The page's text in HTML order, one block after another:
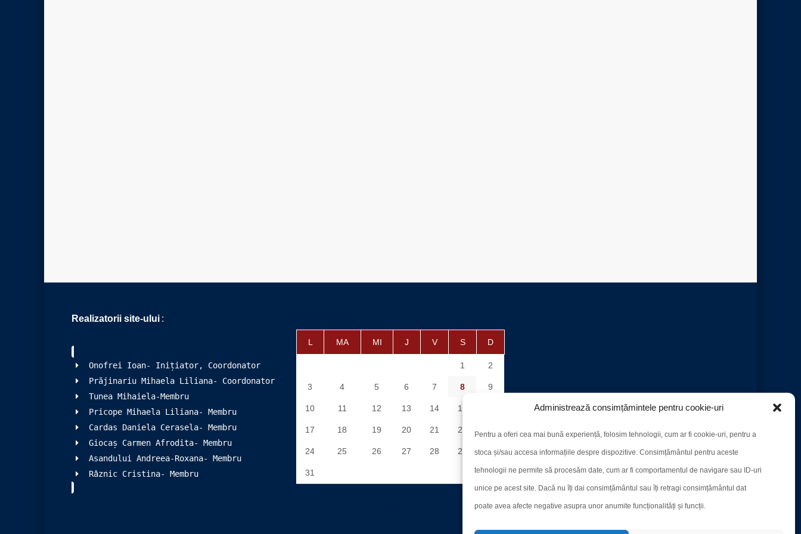
Administrează consimțămintele pentru cookie-uri
Pentru a oferi cea mai bună experiență, folosim tehnologii, cum ar fi cookie-uri, pentru a
stoca și/sau accesa informațiile despre dispozitive. Consimțământul pentru aceste
tehnologii ne permite să procesăm date, cum ar fi comportamentul de navigare sau ID-uri
unice pe acest site. Dacă nu îți dai consimțământul sau îți retragi consimțământul dat
poate avea afecte negative asupra unor anumite funcționalități și funcții.
Realizatorii site-ului :
Onofrei Ioan- Inițiator, Coordonator
Prăjinariu Mihaela Liliana- Coordonator
Tunea Mihaiela-Membru
Pricope Mihaela Liliana- Membru
Cardas Daniela Cerasela- Membru
Giocaș Carmen Afrodita- Membru
Asandului Andreea-Roxana- Membru
Râznic Cristina- Membru
L MA MI J V S D
1 2
3 4 5 6 7 8 9
10 11 12 13 14 15
17 18 19 20 21 22 23
24 25 26 27 28 29 30
31